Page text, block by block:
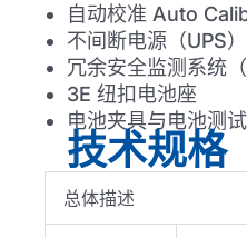
自动校准 Auto
不间断电源（UPS）
冗余安全监测系统（
3E 纽扣电池座
电池夹具与电池测
技术规格
总体描述